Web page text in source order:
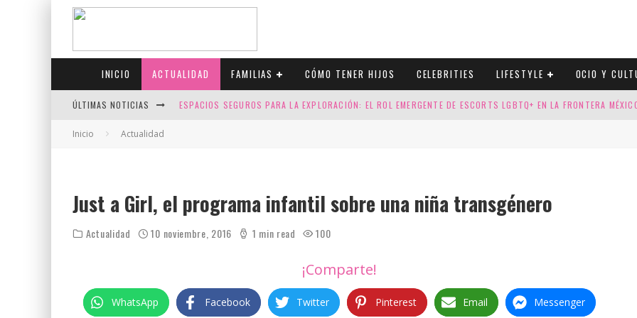
INICIO ACTUALIDAD FAMILIAS CÓMO TENER HIJOS CELEBRITIES LIFESTYLE OCIO Y
ÚLTIMAS NOTICIAS ESPACIOS SEGUROS PARA LA EXPLORACIÓN: EL ROL EMERGENTE DE ESCORTS LGBTQ+ EN LA FRONTERA
Inicio Actualidad
Just a Girl, el programa infantil sobre una niña transgénero
Actualidad 10 noviembre, 2016 1 min read 100
¡Comparte!
WhatsApp Facebook Twitter Pinterest Email Messenger